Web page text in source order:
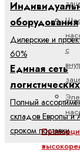
с
оборудования
Дилерские и
60%
Единая сеть
Полный
складов Европы и
сроком поставки